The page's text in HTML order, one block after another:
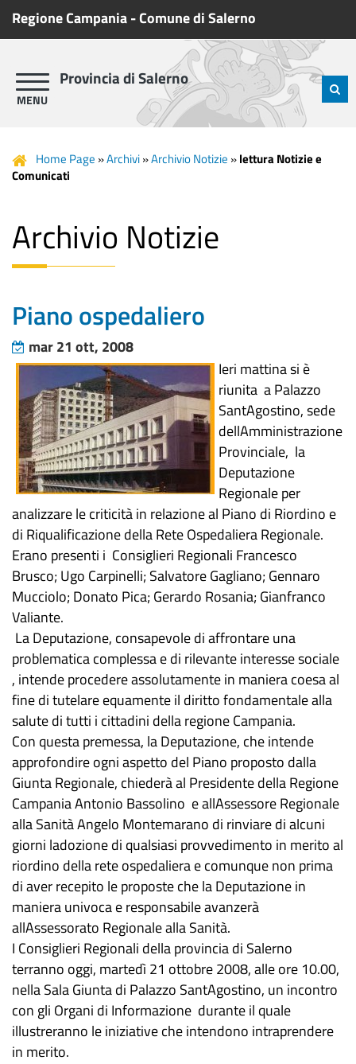
Regione Campania-Comune di Salerno
Provincia di Salerno
Home Page »Archivi»Archivio Notizie »lettura Notizie e
Comunicati
Archivio Notizie
Piano ospedaliero
mar 21 ott, 2008
Ieri mattina si è
riunita a Palazzo
SantAgostino, sede
dellAmministrazione
Provinciale, la
Deputazione
Regionale per
analizzare le criticità in relazione al Piano di Riordino e
di Riqualificazione della Rete Ospedaliera Regionale.
Erano presenti i Consiglieri Regionali Francesco
Brusco; Ugo Carpinelli; Salvatore Gagliano; Gennaro
Mucciolo; Donato Pica; Gerardo Rosania; Gianfranco
Valiante.
La Deputazione, consapevole di affrontare una
problematica complessa e di rilevante interesse sociale
, intende procedere assolutamente in maniera coesa al
fine di tutelare equamente il diritto fondamentale alla
salute di tutti i cittadini della regione Campania.
Con questa premessa, la Deputazione, che intende
approfondire ogni aspetto del Piano proposto dalla
Giunta Regionale, chiederà al Presidente della Regione
Campania Antonio Bassolino e allAssessore Regionale
alla Sanità Angelo Montemarano di rinviare di alcuni
giorni ladozione di qualsiasi provvedimento in merito al
riordino della rete ospedaliera e comunque non prima
di aver recepito le proposte che la Deputazione in
maniera univoca e responsabile avanzerà
allAssessorato Regionale alla Sanità.
I Consiglieri Regionali della provincia di Salerno
terranno oggi, martedì 21 ottobre 2008, alle ore 10.00,
nella Sala Giunta di Palazzo SantAgostino, un incontro
con gli Organi di Informazione durante il quale
illustreranno le iniziative che intendono intraprendere
in merito.